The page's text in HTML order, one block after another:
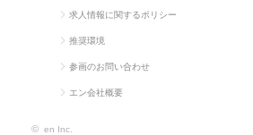
求人情報に関するポリシー
推奨環境
参画のお問い合わせ
エン会社概要
© en Inc.